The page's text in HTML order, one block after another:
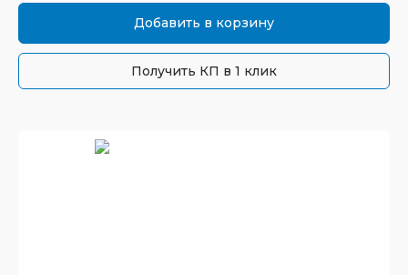
Добавить в корзину
Получить КП в 1 клик